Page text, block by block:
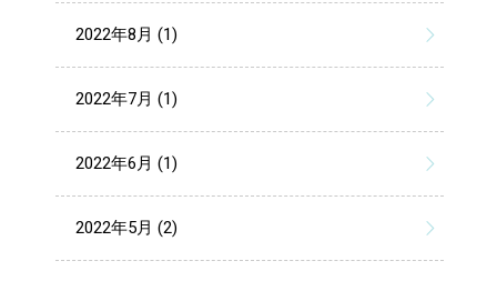
2022年8月 (1)
2022年7月 (1)
2022年6月 (1)
2022年5月 (2)